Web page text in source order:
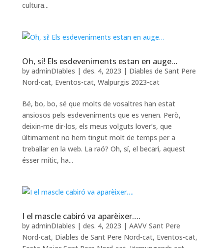
cultura...
Oh, sí! Els esdeveniments estan en auge…
by adminDIables | des. 4, 2023 | Diables de Sant Pere
Nord-cat, Eventos-cat, Walpurgis 2023-cat
Bé, bo, bo, sé que molts de vosaltres han estat
ansiosos pels esdeveniments que es venen. Però,
deixin-me dir-los, els meus volguts lover’s, que
últimament no hem tingut molt de temps per a
treballar en la web. La raó? Oh, sí, el becari, aquest
ésser mític, ha...
I el mascle cabiró va aparèixer….
by adminDIables | des. 4, 2023 | AAVV Sant Pere
Nord-cat, Diables de Sant Pere Nord-cat, Eventos-cat,